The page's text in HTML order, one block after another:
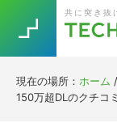
primary
navigation
main
content
primary
sidebar
footer
共に突き抜
現在の場所： ホーム /
150万超DLのクチコ
Trend 今